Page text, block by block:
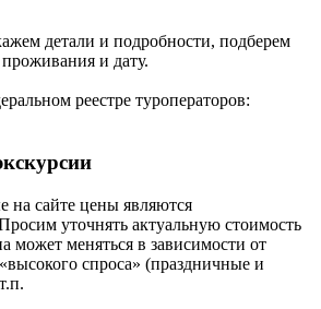
детали и подробности, подберем
и дату.
реестре туроператоров:
на сайте цены являются
уточнять актуальную стоимость
может меняться в зависимости от
спроса» (праздничные и